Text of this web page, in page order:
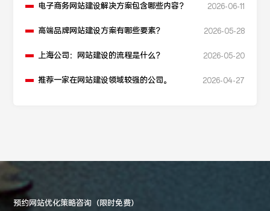
电子商务网站建设解决方案包含哪些内容？ 2026-06-11
高端品牌网站建设方案有哪些要素？ 2026-05-28
上海公司：网站建设的流程是什么？ 2026-05-20
推荐一家在网站建设领域较强的公司。 2026-04-27
预约网站优化策略咨询（限时免费）